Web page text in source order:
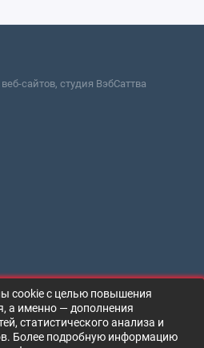
В корзину
сайтов, студия ВэбСаттва
cookie с целью повышения
а именно — дополнения
статистического анализа и
Более подробную информацию